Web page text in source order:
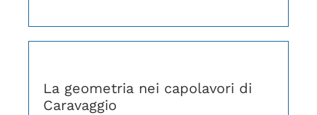
La geometria nei capolavori di
Caravaggio